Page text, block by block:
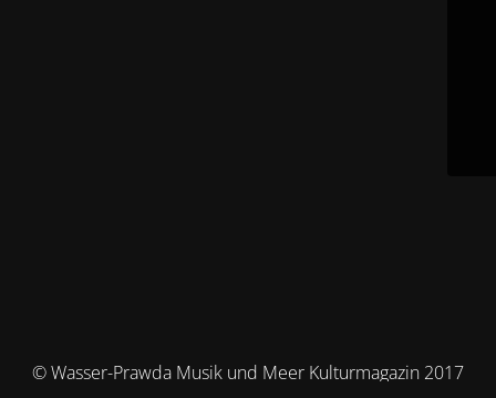
© Wasser-Prawda Musik und Meer Kulturmagazin 2017